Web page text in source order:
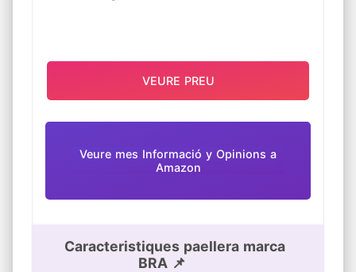
Veure mes Informació y Opinions a
Amazon
Caracteristiques paellera marca
BRA 📌
VEURE PREU